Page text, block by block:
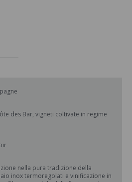
des Bar, vigneti coltivate in regime
nella pura tradizione della
inox termoregolati e vinificazione in